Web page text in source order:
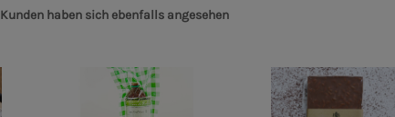
Kunden haben sich ebenfalls angesehen